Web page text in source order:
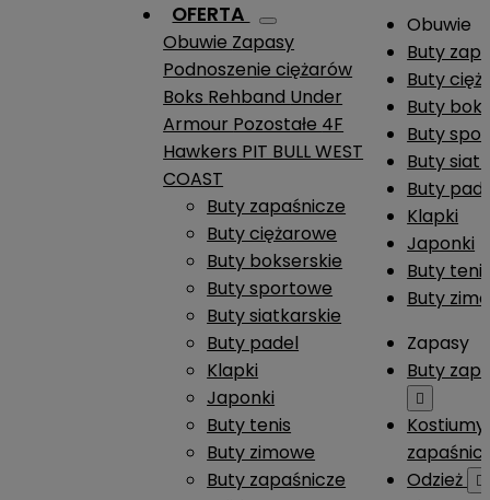
OFERTA
Obuwie Zapasy
Podnoszenie ciężarów
Boks Rehband Under
Armour Pozostałe 4F
Hawkers PIT BULL WEST
COAST
Buty zapaśnicze
Buty ciężarowe
Buty bokserskie
Buty sportowe
Buty siatkarskie
Buty padel
Klapki
Japonki
Buty tenis
Buty zimowe
Buty zapaśnicze
Obuwie
Buty
Buty
Buty
Buty
Buty
Buty
Klapki
Japonki
Buty
Buty
Zapasy
Buty

Kostiumy
Odzież
